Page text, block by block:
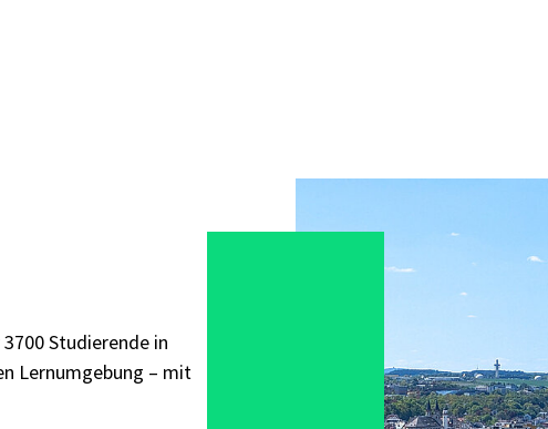
Studierende in
Lernumgebung – mit